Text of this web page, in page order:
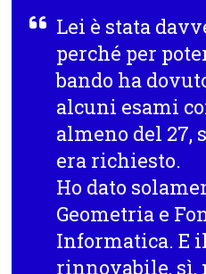
Lei è stata
perché per
bando ha
alcuni esami
almeno del 27,
era richiesto.
Ho dato
Geometria e
Informatica. E
rinnovabile, sì,